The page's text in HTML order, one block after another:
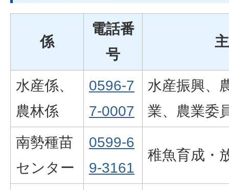
係
電話番
号
水産係、
農林係
0596-7
7-0007
水産振興、
業、農業委
南勢種苗
センター
0599-6
9-3161
稚魚育成・